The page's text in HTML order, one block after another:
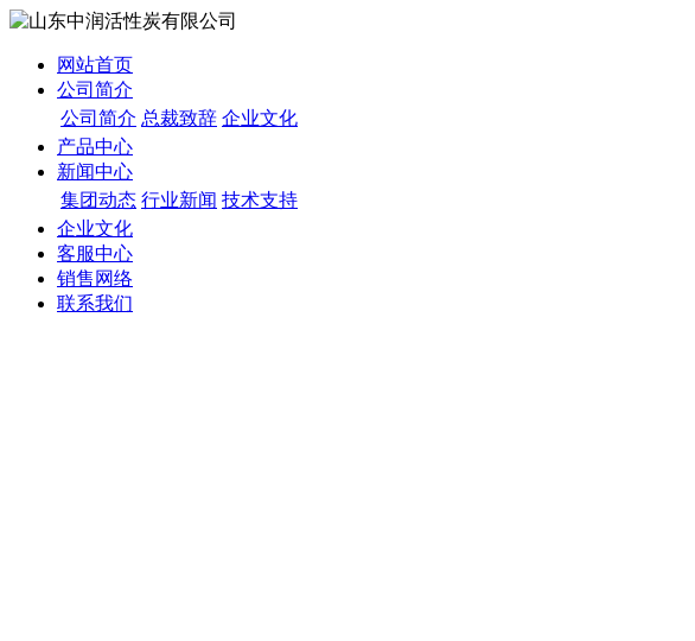
网站首页
公司简介
公司简介 总裁致辞 企业文化
产品中心
新闻中心
集团动态 行业新闻 技术支持
企业文化
客服中心
销售网络
联系我们